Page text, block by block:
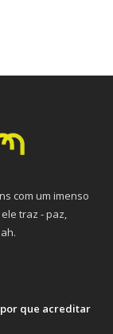
com um imenso
traz - paz,
por que acreditar